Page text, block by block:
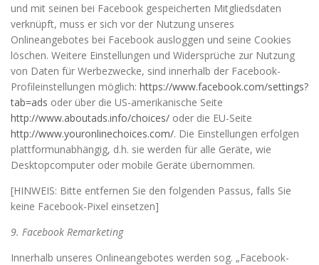
und mit seinen bei Facebook gespeicherten Mitgliedsdaten
verknüpft, muss er sich vor der Nutzung unseres
Onlineangebotes bei Facebook ausloggen und seine Cookies
löschen. Weitere Einstellungen und Widersprüche zur Nutzung
von Daten für Werbezwecke, sind innerhalb der Facebook-
Profileinstellungen möglich: https://www.facebook.com/settings?
tab=ads oder über die US-amerikanische Seite
http://www.aboutads.info/choices/ oder die EU-Seite
http://www.youronlinechoices.com/. Die Einstellungen erfolgen
plattformunabhängig, d.h. sie werden für alle Geräte, wie
Desktopcomputer oder mobile Geräte übernommen.
[HINWEIS: Bitte entfernen Sie den folgenden Passus, falls Sie
keine Facebook-Pixel einsetzen]
9. Facebook Remarketing
Innerhalb unseres Onlineangebotes werden sog. „Facebook-